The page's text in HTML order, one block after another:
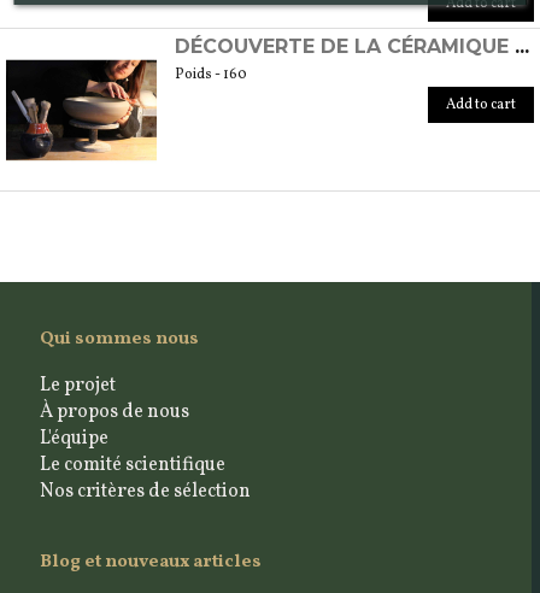
DÉCOUVERTE DE LA CÉRAMIQUE AU TOUR
Poids - 160
Add to cart
Qui sommes nous
Le projet
À propos de nous
L'équipe
Le comité scientifique
Nos critères de sélection
Blog et nouveaux articles